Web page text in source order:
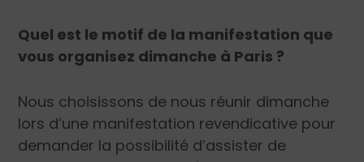
Quel est le motif de la manifestation que
vous organisez dimanche à Paris ?
Nous choisissons de nous réunir dimanche
lors d’une manifestation revendicative pour
demander la possibilité d’assister de